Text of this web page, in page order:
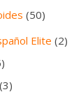
(50)
Elite (2)
(3)